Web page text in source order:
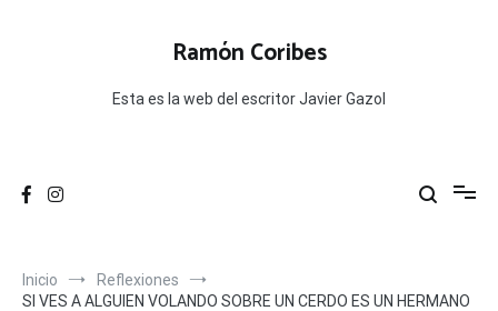
Ramón Coribes
Esta es la web del escritor Javier Gazol
Inicio
Reflexiones
SI VES A ALGUIEN VOLANDO SOBRE UN CERDO ES UN HERMANO